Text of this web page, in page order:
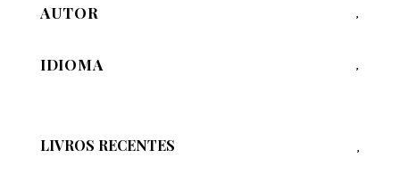
AUTOR
IDIOMA
LIVROS RECENTES